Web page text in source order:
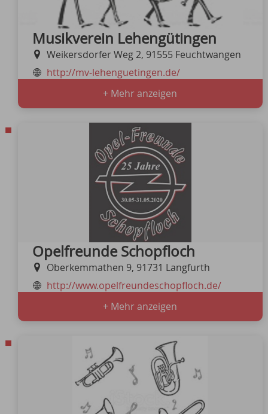
Musikverein Lehengütingen
Weikersdorfer Weg 2, 91555 Feuchtwangen
http://mv-lehenguetingen.de/
+ Mehr anzeigen
Opelfreunde Schopfloch
Oberkemmathen 9, 91731 Langfurth
http://www.opelfreundeschopfloch.de/
+ Mehr anzeigen